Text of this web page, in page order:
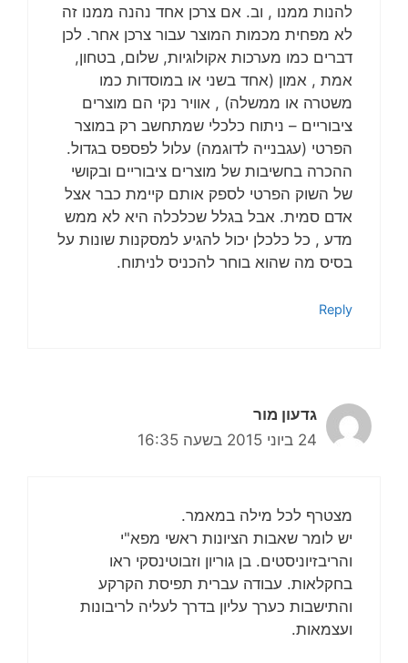
להנות ממנו , וב. אם צרכן אחד נהנה ממנו זה
לא מפחית מכמות המוצר עבור צרכן אחר. לכן
דברים כמו מערכות אקולוגיות, שלום, בטחון,
אמת , אמון (אחד בשני או במוסדות כמו
משטרה או ממשלה) , אוויר נקי הם מוצרים
ציבוריים – ניתוח כלכלי שמתחשב רק במוצר
הפרטי (עגבנייה לדוגמה) עלול לפספס בגדול.
ההכרה בחשיבות של מוצרים ציבוריים ובקושי
של השוק הפרטי לספק אותם קיימת כבר אצל
אדם סמית. אבל בגלל שכלכלה היא לא ממש
מדע , כל כלכלן יכול להגיע למסקנות שונות על
בסיס מה שהוא בוחר להכניס לניתוח.
Reply
גדעון מור
24 ביוני 2015 בשעה 16:35
מצטרף לכל מילה במאמר.
יש לומר שאבות הציונות ראשי מפא"י
והריבזיוניסטים. בן גוריון וזבוטינסקי ראו
בחקלאות. עבודה עברית תפיסת הקרקע
והתישבות כערך עליון בדרך לעליה לריבונות
ועצמאות.